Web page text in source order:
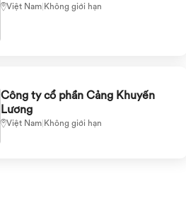
Việt Nam|Không giới hạn
Công ty cổ phần Cảng Khuyến
Lương
Việt Nam|Không giới hạn